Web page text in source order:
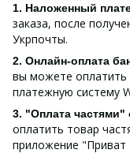
1. Наложенный
заказа, после
Укрпочты.
2. Онлайн-оплата
вы можете оплатить
платежную систему
3. "Оплата частями"
оплатить товар
приложение "Приват